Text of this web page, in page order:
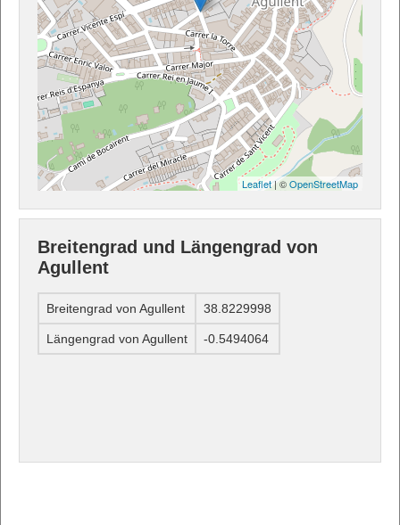
Leaflet| ©OpenStreetMap
Breitengrad und Längengrad von
Agullent
Breitengrad von Agullent 38.8229998
Längengrad von Agullent -0.5494064